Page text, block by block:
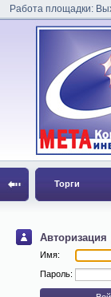
Работа площадки:
Торги
Авторизация
Имя:
Пароль: